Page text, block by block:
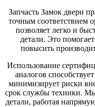
Запчасть Замок двери
точным соответствием
позволяет легко и
детали. Это
повысить
Использование
аналогов
минимизирует риски
срок службы техники.
детали, работая